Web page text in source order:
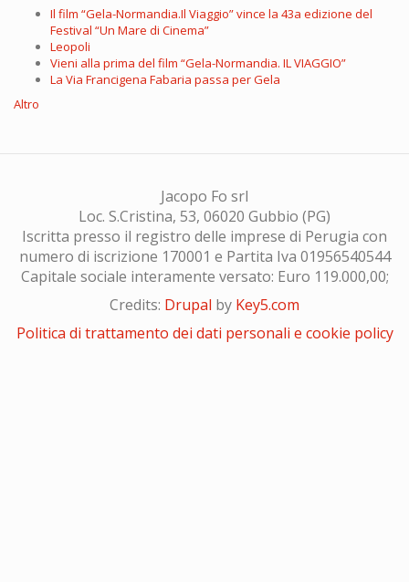
Il film “Gela-Normandia.Il Viaggio” vince la 43a edizione del
Festival “Un Mare di Cinema”
Leopoli
Vieni alla prima del film “Gela-Normandia. IL VIAGGIO”
La Via Francigena Fabaria passa per Gela
Altro
Jacopo Fo srl
Loc. S.Cristina, 53, 06020 Gubbio (PG)
Iscritta presso il registro delle imprese di Perugia con
numero di iscrizione 170001 e Partita Iva 01956540544
Capitale sociale interamente versato: Euro 119.000,00;
Credits: Drupal by Key5.com
Politica di trattamento dei dati personali e cookie policy